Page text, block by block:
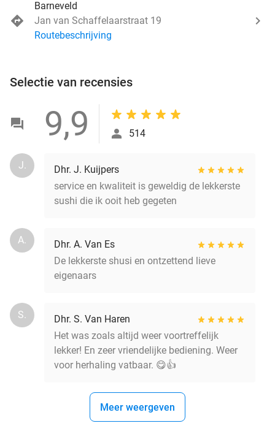
Barneveld
Jan van Schaffelaarstraat 19
Routebeschrijving
Selectie van recensies
9,9 514
J.
Dhr. J. Kuijpers
service en kwaliteit is geweldig de lekkerste
sushi die ik ooit heb gegeten
A.
Dhr. A. Van Es
De lekkerste shusi en ontzettend lieve
eigenaars
S.
Dhr. S. Van Haren
Het was zoals altijd weer voortreffelijk
lekker! En zeer vriendelijke bediening. Weer
voor herhaling vatbaar. 😋👍
Meer weergeven